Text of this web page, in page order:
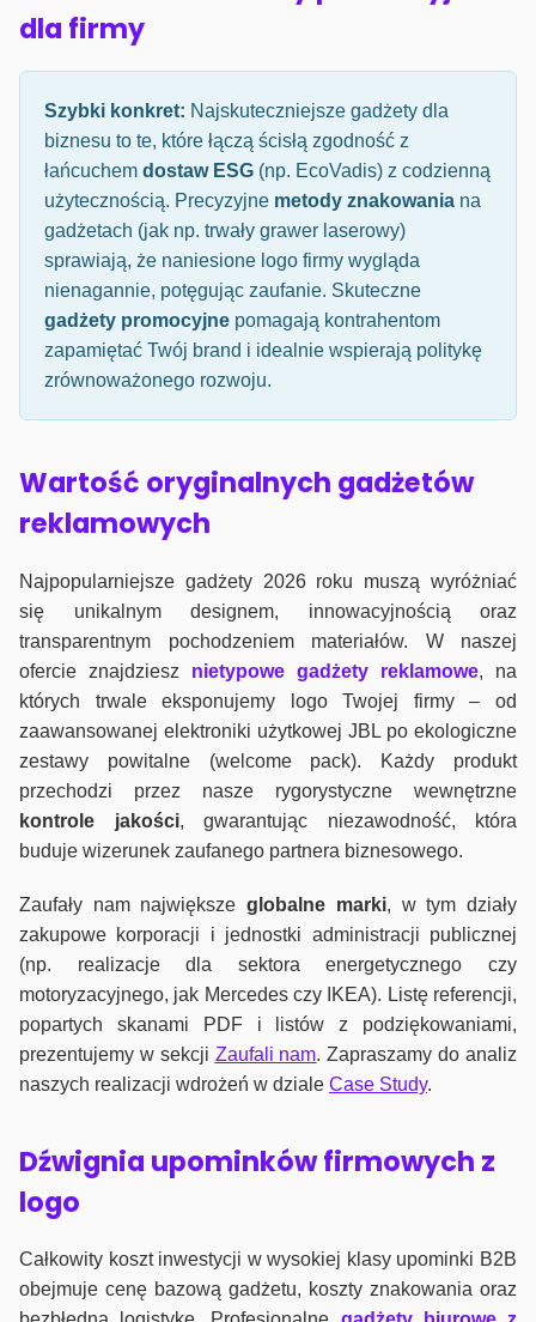
dla firmy
Szybki konkret: Najskuteczniejsze gadżety dla
biznesu to te, które łączą ścisłą zgodność z
łańcuchem dostaw ESG (np. EcoVadis) z codzienną
użytecznością. Precyzyjne metody znakowania na
gadżetach (jak np. trwały grawer laserowy)
sprawiają, że naniesione logo firmy wygląda
nienagannie, potęgując zaufanie. Skuteczne
gadżety promocyjne pomagają kontrahentom
zapamiętać Twój brand i idealnie wspierają politykę
zrównoważonego rozwoju.
Wartość oryginalnych gadżetów
reklamowych
Najpopularniejsze gadżety 2026 roku muszą wyróżniać
się unikalnym designem, innowacyjnością oraz
transparentnym pochodzeniem materiałów. W naszej
ofercie znajdziesz nietypowe gadżety reklamowe, na
których trwale eksponujemy logo Twojej firmy – od
zaawansowanej elektroniki użytkowej JBL po ekologiczne
zestawy powitalne (welcome pack). Każdy produkt
przechodzi przez nasze rygorystyczne wewnętrzne
kontrole jakości, gwarantując niezawodność, która
buduje wizerunek zaufanego partnera biznesowego.
Zaufały nam największeglobalne marki, w tym działy
zakupowe korporacji i jednostki administracji publicznej
(np. realizacje dla sektora energetycznego czy
motoryzacyjnego, jak Mercedes czy IKEA). Listę referencji,
popartych skanami PDF i listów z podziękowaniami,
prezentujemy w sekcji Zaufali nam. Zapraszamy do analiz
naszych realizacji wdrożeń w dziale Case Study.
Dźwignia upominków firmowych z
logo
Całkowity koszt inwestycji w wysokiej klasy upominki B2B
obejmuje cenę bazową gadżetu, koszty znakowania oraz